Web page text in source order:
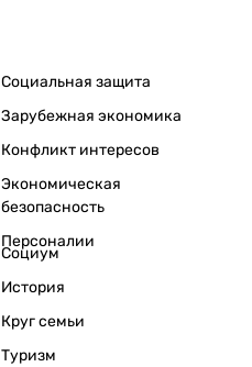
Социальная защита
Зарубежная экономика
Конфликт интересов
Экономическая
безопасность
Персоналии
Социум
История
Круг семьи
Туризм